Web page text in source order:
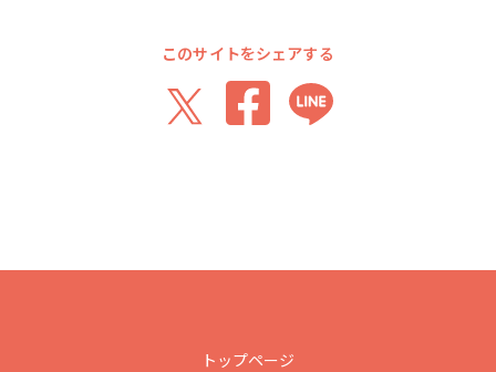
このサイトをシェアする
トップページ